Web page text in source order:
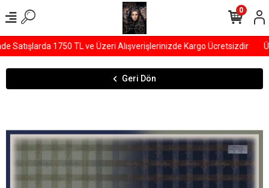
1750 TL ve Üzeri Alışverişlerinizde Kargo Ücretsizdir
0
Geri Dön